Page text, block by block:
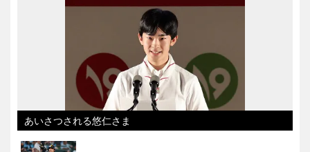
あいさつされる悠仁さま